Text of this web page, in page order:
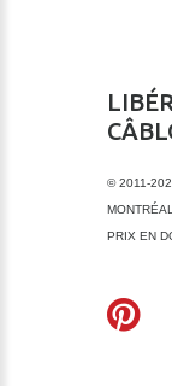
© 2011-
PRIX EN